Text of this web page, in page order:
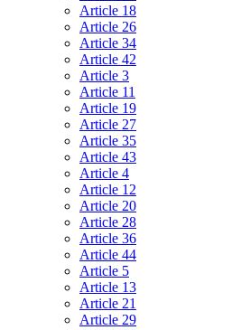
Article 18
Article 26
Article 34
Article 42
Article 3
Article 11
Article 19
Article 27
Article 35
Article 43
Article 4
Article 12
Article 20
Article 28
Article 36
Article 44
Article 5
Article 13
Article 21
Article 29